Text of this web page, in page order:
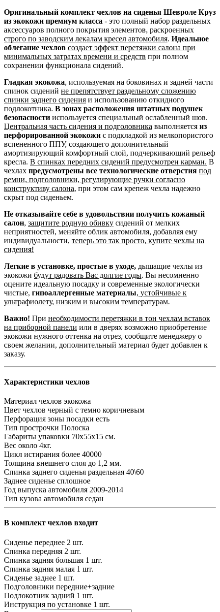
Оригинальный комплект чехлов на сиденья Шевроле Круз
из экокожи премиум класса - это полный набор раздельных
аксессуаров полного покрытия элементов, раскроенных
строго по заводским лекалам кресел автомобиля. Идеальное
облегание чехлов создает эффект перетяжки салона при
минимальных затратах времени и средств при полном
сохранении функционала сидений.
Гладкая экокожа, используемая на боковинах и задней части
спинок сидений не препятствует раздельному сложению
спинки заднего сидения и использованию откидного
подлокотника. В зонах расположения штатных подушек
безопасности используется специальный ослабленный шов.
Центральная часть сидения и подголовника выполняется из
перфорированной экокожи с подкладкой из мелкопористого
вспененного ППУ, создающего дополнительный
амортизирующий комфортный слой, подчеркивающий рельеф
кресла. В спинках передних сидений предусмотрен карман. В
чехлах предусмотрены все технологические отверстия под
ремни, подголовники, регулирующие ручки согласно
конструктиву салона, при этом сам крепеж чехла надежно
скрыт под сиденьем.
Не отказывайте себе в удовольствии получить кожаный
салон, защитите родную обивку сидений от мелких
неприятностей, меняйте облик автомобиля, добавляя ему
индивидуальности, теперь это так просто, купите чехлы на
сидения!
Легкие в установке, простые в уходе, дышащие чехлы из
экокожи будут радовать Вас долгие годы. Вы несомненно
оцените идеальную посадку и современные экологически
чистые, гипоаллергенные материалы, устойчивые к
ультрафиолету, низким и высоким температурам.
Важно! При необходимости перетяжки в тон чехлам вставок
на приборной панели или в дверях возможно приобретение
экокожи нужного оттенка на отрез, сообщите менеджеру о
своем желании, дополнительный материал будет добавлен к
заказу.
Характеристики чехлов
Материал чехлов экокожа
Цвет чехлов черный с темно коричневым
Перфорация зоны посадки есть
Тип прострочки Полоска
Габариты упаковки 70х55х15 см.
Вес около 4кг.
Цикл истирания более 40000
Толщина внешнего слоя до 1,2 мм.
Спинка заднего сиденья раздельная 40\60
Заднее сиденье сплошное
Год выпуска автомобиля 2009-2014
Тип кузова автомобиля седан
В комплект чехлов входит
Сиденье переднее 2 шт.
Спинка передняя 2 шт.
Спинка задняя большая 1 шт.
Спинка задняя малая 1 шт.
Сиденье заднее 1 шт.
Подголовники передние+задние
Подлокотник задний 1 шт.
Инструкция по установке 1 шт.